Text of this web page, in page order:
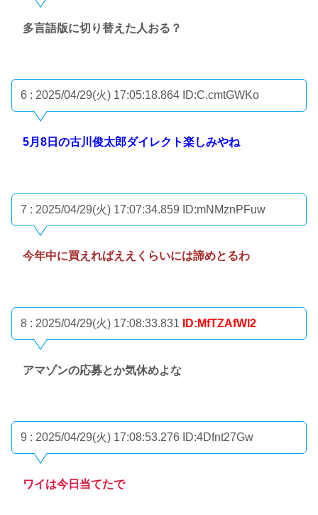
多言語版に切り替えた人おる？
6 : 2025/04/29(火) 17:05:18.864 ID:C.cmtGWKo
5月8日の古川俊太郎ダイレクト楽しみやね
7 : 2025/04/29(火) 17:07:34.859 ID:mNMznPFuw
今年中に買えればええくらいには諦めとるわ
8 : 2025/04/29(火) 17:08:33.831 ID:MfTZAfWI2
アマゾンの応募とか気休めよな
9 : 2025/04/29(火) 17:08:53.276 ID:4Dfnt27Gw
ワイは今日当てたで